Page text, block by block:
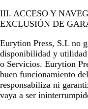
III. ACCESO Y
EXCLUSIÓN DE
Eurytion Press, S.L no
disponibilidad y
o Servicios. Eurytion
buen funcionamiento
responsabiliza ni
vaya a ser